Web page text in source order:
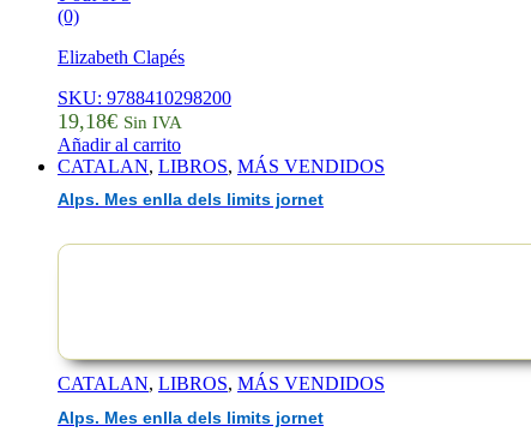
(0)
Elizabeth Clapés
SKU: 9788410298200
19,18€ Sin IVA
Añadir al carrito
CATALAN, LIBROS, MÁS VENDIDOS
Alps. Mes enlla dels limits jornet
CATALAN, LIBROS, MÁS VENDIDOS
Alps. Mes enlla dels limits jornet